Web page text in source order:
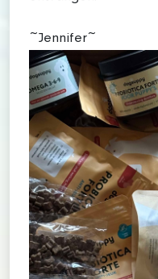
~Jennifer~